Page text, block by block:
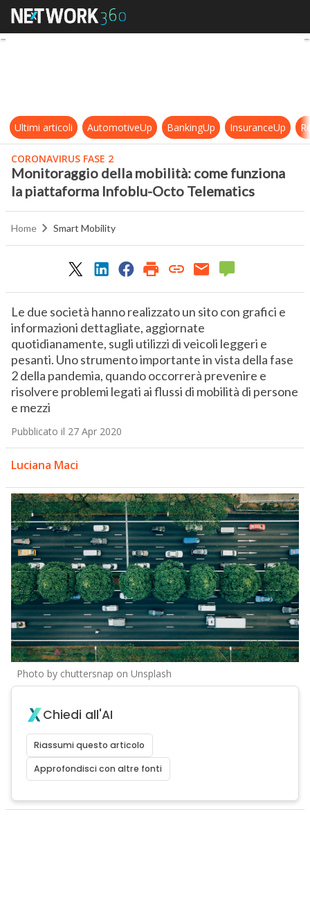
Monitoraggio della mobilità:
Ultimi articoli AutomotiveUp BankingUp InsuranceUp
CORONAVIRUS FASE 2
Monitoraggio della mobilità: come funziona
la piattaforma Infoblu-Octo Telematics
Home Smart Mobility
Le due società hanno realizzato un sito con grafici e
informazioni dettagliate, aggiornate
quotidianamente, sugli utilizzi di veicoli leggeri e
pesanti. Uno strumento importante in vista della fase
2 della pandemia, quando occorrerà prevenire e
risolvere problemi legati ai flussi di mobilità di persone
e mezzi
Pubblicato il 27 Apr 2020
Luciana Maci
Photo by chuttersnap on Unsplash
Chiedi all'AI
Riassumi questo articolo
Approfondisci con altre fonti